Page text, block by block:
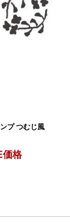
プ つむじ風
価格